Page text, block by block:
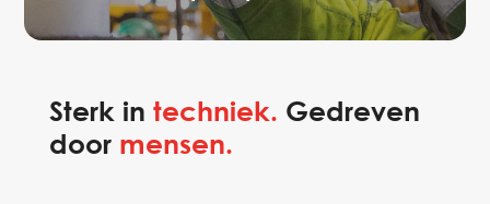
Sterk in techniek. Gedreven
door mensen.